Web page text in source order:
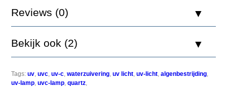
UV-
C
lampen
bij
na
elke
Reviews (0)
Bekijk ook (2)
Tags: uv,uvc,uv-c,waterzuivering,uv licht,uv-licht,algenbestrijding,
uv-lamp,uvc-lamp,quartz,